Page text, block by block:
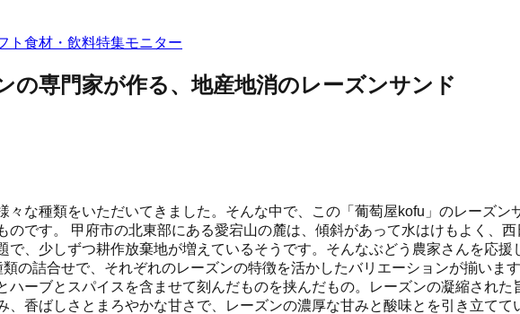
ト 食材・飲料特集モニター
の専門家が作る、地産地消のレーズンサンド
々な種類をいただいてきました。そんな中で、この「葡萄屋kofu」のレーズ
のです。 甲府市の北東部にある愛宕山の麓は、傾斜があって水はけもよく、
で、少しずつ耕作放棄地が増えているそうです。そんなぶどう農家さんを応
の詰合せで、それぞれのレーズンの特徴を活かしたバリエーションが揃いま
ハーブとスパイスを含ませて刻んだものを挟んだもの。レーズンの凝縮され
、香ばしさとまろやかな甘さで、レーズンの濃厚な甘みと酸味とを引き立て